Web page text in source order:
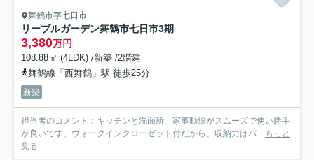
舞鶴市字七日市
リーブルガーデン舞鶴市七日市3期
3,380万円
108.88㎡ (4LDK) /新築 /2階建
舞鶴線「西舞鶴」駅 徒歩25分
新築
担当者のコメント：キッチンと洗面所、家事動線がスムーズで使い勝手
が良いです。ウォークインクローゼット付だから、収納力はバ... もっと
見る